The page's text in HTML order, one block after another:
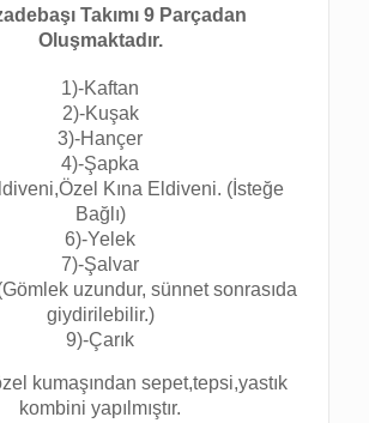
Takımı 9 Parçadan
Oluşmaktadır.
1)-Kaftan
2)-Kuşak
3)-Hançer
4)-Şapka
Kına Eldiveni. (İsteğe
Bağlı)
6)-Yelek
7)-Şalvar
uzundur, sünnet sonrasıda
giydirilebilir.)
9)-Çarık
kumaşından sepet,tepsi,yastık
kombini yapılmıştır.